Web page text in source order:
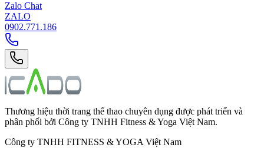
Zalo Chat
ZALO
0902.771.186
Thương hiệu thời trang thể thao chuyên dụng được phát triển và
phân phối bởi Công ty TNHH Fitness & Yoga Việt Nam.
Công ty TNHH FITNESS & YOGA Việt Nam